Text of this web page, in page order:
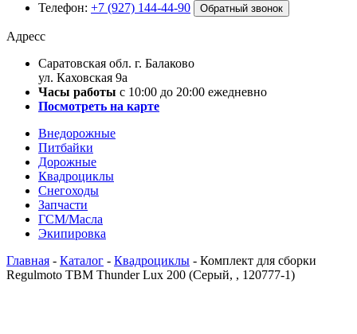
Телефон: +7 (927) 144-44-90 Обратный звонок
Адресс
Саратовская обл. г. Балаково
ул. Каховская 9а
Часы работы с 10:00 до 20:00 ежедневно
Посмотреть на карте
Внедорожные
Питбайки
Дорожные
Квадроциклы
Снегоходы
Запчасти
ГСМ/Масла
Экипировка
Главная - Каталог - Квадроциклы - Комплект для сборки
Regulmoto TBM Thunder Lux 200 (Серый, , 120777-1)